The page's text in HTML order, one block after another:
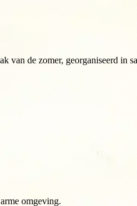
van de zomer, georganiseerd
omgeving.